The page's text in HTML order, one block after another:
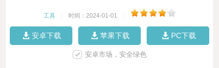
工具 时间：2024-01-01
安卓下载 苹果下载 PC下载
安卓市场，安全绿色